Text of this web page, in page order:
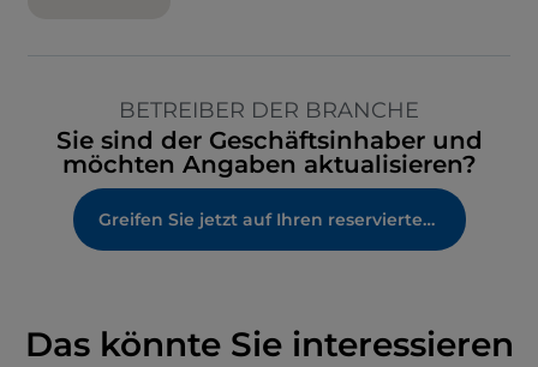
BETREIBER DER BRANCHE
Sie sind der Geschäftsinhaber und
möchten Angaben aktualisieren?
Greifen Sie jetzt auf Ihren reservierten Bereich zu
Das könnte Sie interessieren